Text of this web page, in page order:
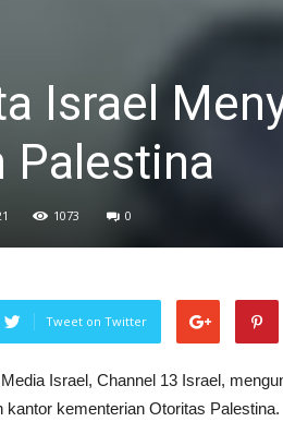
Israel
Palestina
1073 0
Tweet on Twitter
Media Israel, Channel 13 Israel,
kementerian Otoritas Palestina.